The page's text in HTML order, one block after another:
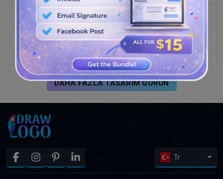
DAHA FAZLA TASARIM GÖRÜN
Tr